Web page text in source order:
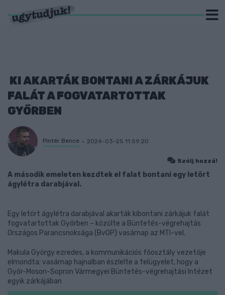
KI AKARTÁK BONTANI A ZÁRKÁJUK
FALÁT A FOGVATARTOTTAK
GYŐRBEN
Pintér Bence 2024-03-25 11:59:20
Szólj hozzá!
A második emeleten kezdtek el falat bontani egy letört
ágylétra darabjával.
Egy letört ágylétra darabjával akarták kibontani zárkájuk falát
fogvatartottak Győrben – közölte a Büntetés-végrehajtás
Országos Parancsnoksága (BvOP) vasárnap az MTI-vel.
Makula György ezredes, a kommunikációs főosztály vezetője
elmondta: vasárnap hajnalban észlelte a felügyelet, hogy a
Győr-Moson-Sopron Vármegyei Büntetés-végrehajtási Intézet
egyik zárkájában